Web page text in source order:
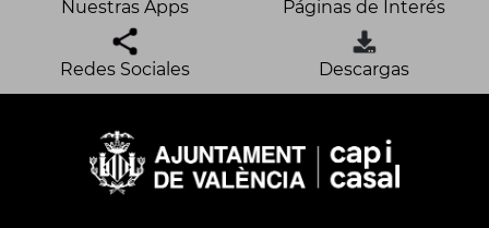
Nuestras Apps Páginas de Interés
Redes Sociales Descargas